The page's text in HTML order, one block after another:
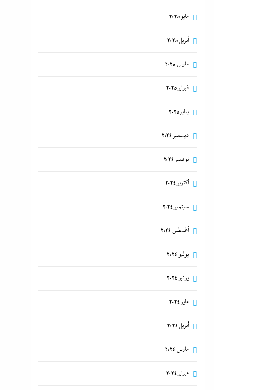
مايو 2025
أبريل 2025
مارس 2025
فبراير 2025
يناير 2025
ديسمبر 2024
نوفمبر 2024
أكتوبر 2024
سبتمبر 2024
أغسطس 2024
يوليو 2024
يونيو 2024
مايو 2024
أبريل 2024
مارس 2024
فبراير 2024